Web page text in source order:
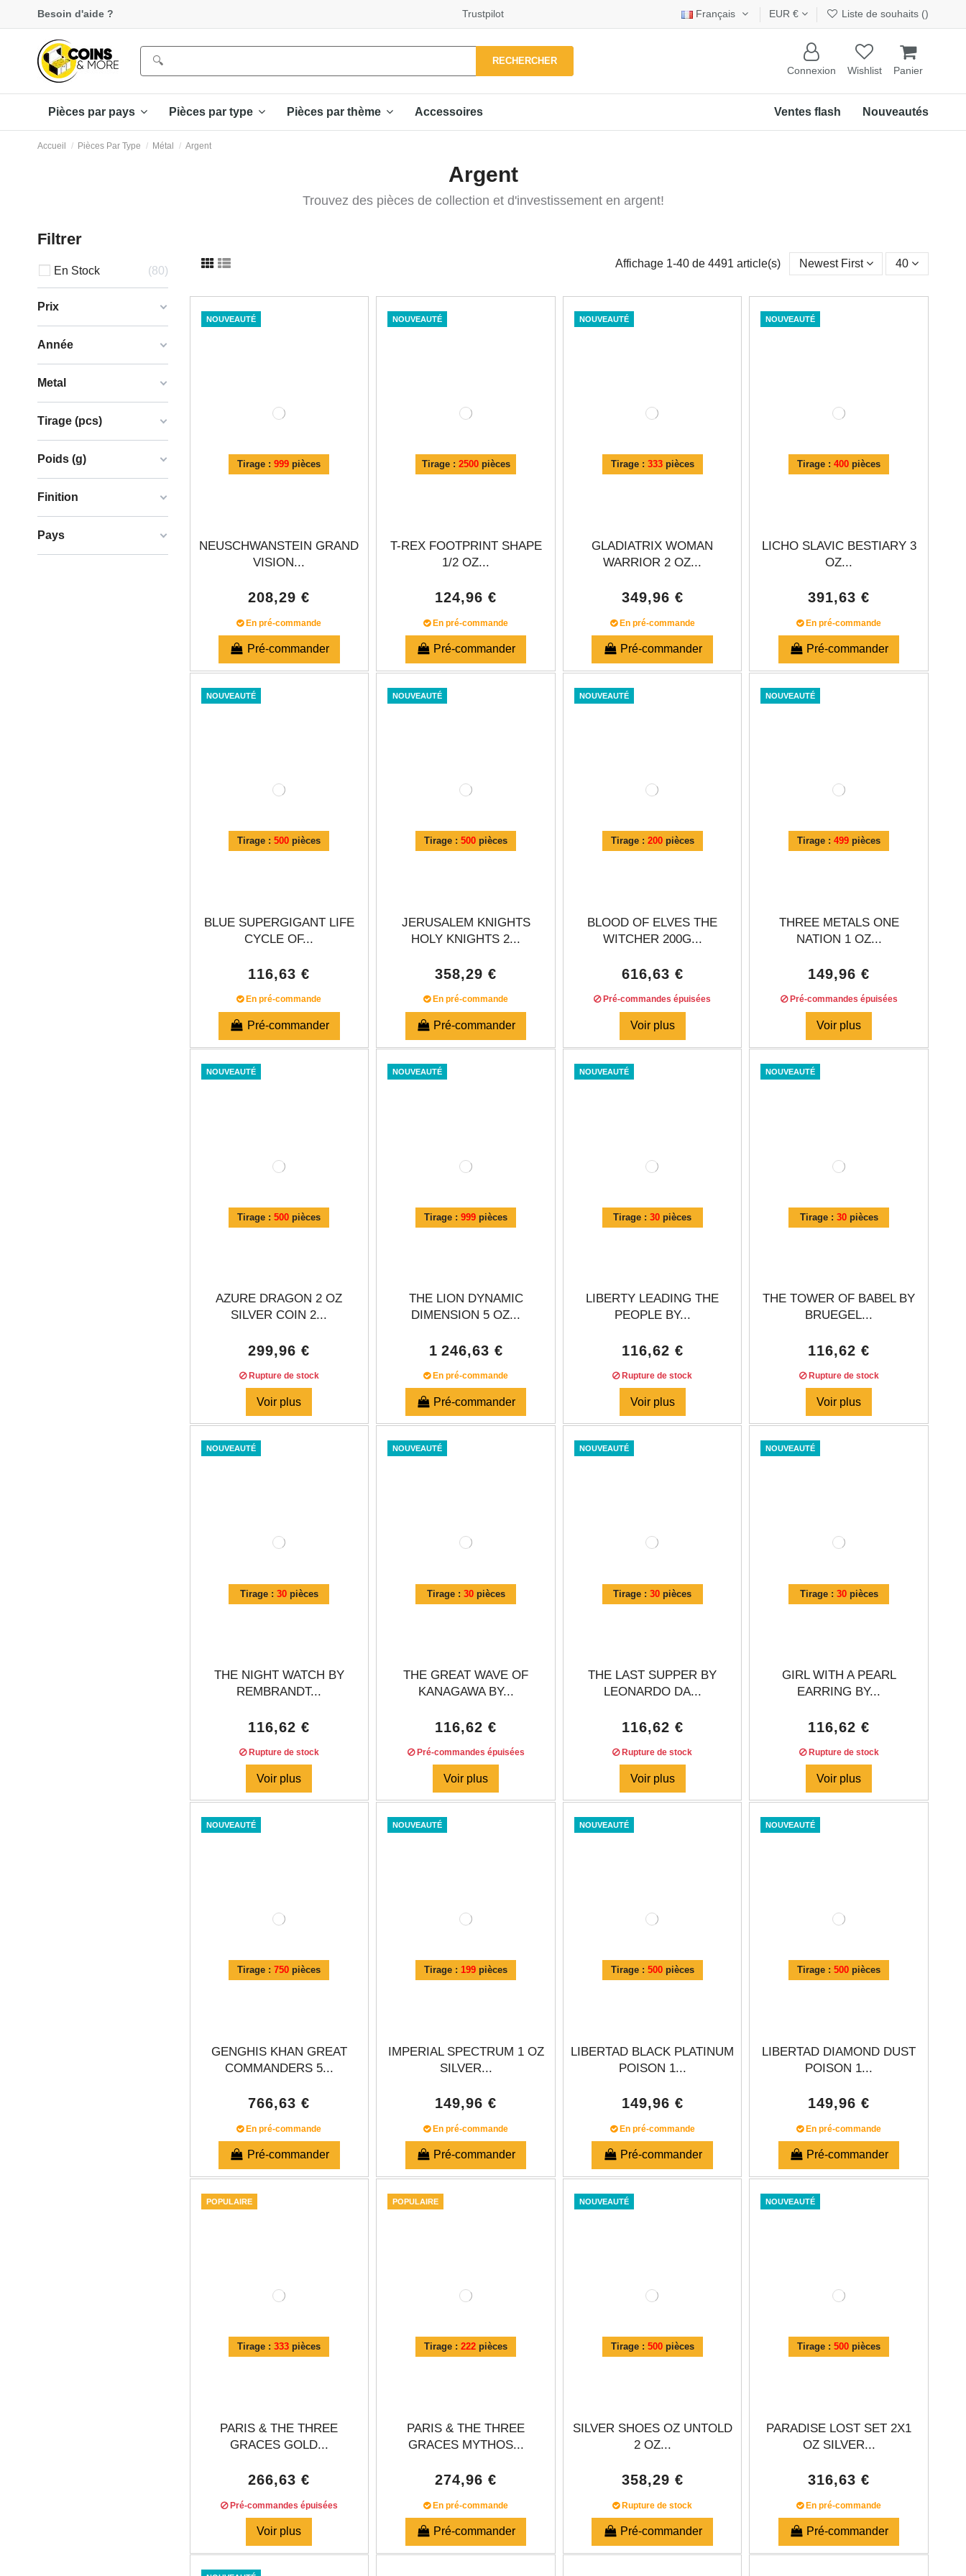
Γ
Besoin d'aide ? Trustpilot Français EUR € Liste de souhaits ()
RECHERCHER
Connexion Wishlist Panier
Pièces par pays Pièces par type Pièces par thème Accessoires Nouveautés
Ventes flash
Accueil Pièces Par Type Métal Argent
Argent
Trouvez des pièces de collection et d'investissement en argent!
Affichage 1-40 de 4491 article(s) Newest First 40
Tirage :999 pièces
NOUVEAUTÉ
NEUSCHWANSTEIN GRAND
VISION...
208,29 €
En pré-commande
Pré-commander
Tirage : 2500pièces
NOUVEAUTÉ
T-REX FOOTPRINT SHAPE
1/2 OZ...
124,96 €
En pré-commande
Pré-commander
Tirage : 333pièces
NOUVEAUTÉ
GLADIATRIX WOMAN
WARRIOR 2 OZ...
349,96 €
En pré-commande
Pré-commander
Tirage :400 pièces
NOUVEAUTÉ
LICHO SLAVIC BESTIARY 3
OZ...
391,63 €
En pré-commande
Pré-commander
Tirage :500 pièces
NOUVEAUTÉ
BLUE SUPERGIGANT LIFE
CYCLE OF...
116,63 €
En pré-commande
Pré-commander
Tirage :500 pièces
NOUVEAUTÉ
JERUSALEM KNIGHTS
HOLY KNIGHTS 2...
358,29 €
En pré-commande
Pré-commander
Tirage : 200pièces
NOUVEAUTÉ
BLOOD OF ELVES THE
WITCHER 200G...
616,63 €
Pré-commandes épuisées
Voir plus
Tirage :499 pièces
NOUVEAUTÉ
THREE METALS ONE
NATION 1 OZ...
149,96 €
Pré-commandes épuisées
Voir plus
Tirage :500 pièces
NOUVEAUTÉ
AZURE DRAGON 2 OZ
SILVER COIN 2...
299,96 €
Rupture de stock
Voir plus
Tirage :999 pièces
NOUVEAUTÉ
THE LION DYNAMIC
DIMENSION 5 OZ...
1 246,63 €
En pré-commande
Pré-commander
Tirage :30 pièces
NOUVEAUTÉ
LIBERTY LEADING THE
PEOPLE BY...
116,62 €
Rupture de stock
Voir plus
Tirage : 30pièces
NOUVEAUTÉ
THE TOWER OF BABEL BY
BRUEGEL...
116,62 €
Rupture de stock
Voir plus
Tirage : 30pièces
NOUVEAUTÉ
THE NIGHT WATCH BY
REMBRANDT...
116,62 €
Rupture de stock
Voir plus
Tirage : 30pièces
NOUVEAUTÉ
THE GREAT WAVE OF
KANAGAWA BY...
116,62 €
Pré-commandes épuisées
Voir plus
Tirage :30 pièces
NOUVEAUTÉ
THE LAST SUPPER BY
LEONARDO DA...
116,62 €
Rupture de stock
Voir plus
Tirage : 30pièces
NOUVEAUTÉ
GIRL WITH A PEARL
EARRING BY...
116,62 €
Rupture de stock
Voir plus
Tirage :750 pièces
NOUVEAUTÉ
GENGHIS KHAN GREAT
COMMANDERS 5...
766,63 €
En pré-commande
Pré-commander
Tirage :199 pièces
NOUVEAUTÉ
IMPERIAL SPECTRUM 1 OZ
SILVER...
149,96 €
En pré-commande
Pré-commander
Tirage : 500pièces
NOUVEAUTÉ
LIBERTAD BLACK PLATINUM
POISON 1...
149,96 €
En pré-commande
Pré-commander
Tirage :500 pièces
NOUVEAUTÉ
LIBERTAD DIAMOND DUST
POISON 1...
149,96 €
En pré-commande
Pré-commander
Tirage :333 pièces
POPULAIRE
PARIS & THE THREE
GRACES GOLD...
266,63 €
Pré-commandes épuisées
Voir plus
Tirage :222 pièces
POPULAIRE
PARIS & THE THREE
GRACES MYTHOS...
274,96 €
En pré-commande
Pré-commander
Tirage : 500pièces
NOUVEAUTÉ
SILVER SHOES OZ UNTOLD
2 OZ...
358,29 €
Rupture de stock
Pré-commander
Tirage :500 pièces
NOUVEAUTÉ
PARADISE LOST SET 2X1
OZ SILVER...
316,63 €
En pré-commande
Pré-commander
Filtrer
En Stock 80
Prix
Année
Metal
Tirage (pcs)
Poids (g)
Finition
Pays